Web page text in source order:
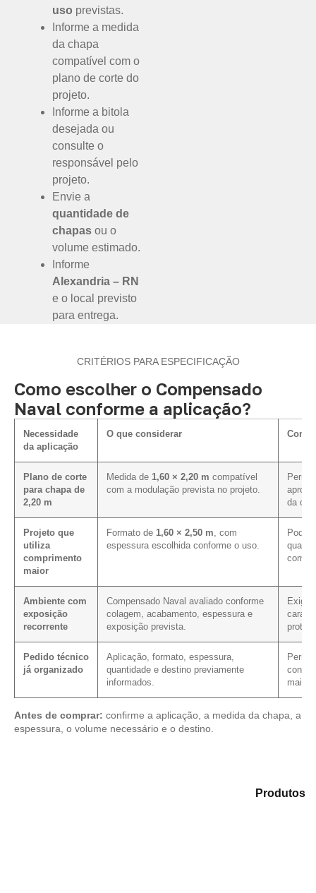
uso previstas.
Informe a medida
da chapa
compatível com o
plano de corte do
projeto.
Informe a bitola
desejada ou
consulte o
responsável pelo
projeto.
Envie a
quantidade de
chapas ou o
volume estimado.
Informe
Alexandria – RN
e o local previsto
para entrega.
CRITÉRIOS PARA ESPECIFICAÇÃO
Como escolher o Compensado
Naval conforme a aplicação?
Necessidade
da aplicação
O que considerar Como
Plano de corte
para chapa de
2,20 m
Medida de 1,60 × 2,20 m compatível
com a modulação prevista no projeto.
da
Projeto que
utiliza
comprimento
maior
Formato de 1,60 × 2,50 m , com
espessura escolhida conforme o uso.
Pode
Ambiente com
exposição
recorrente
Compensado Naval avaliado conforme
colagem, acabamento, espessura e
exposição prevista.
Exige
Pedido técnico
já organizado
Aplicação, formato, espessura,
quantidade e destino previamente
informados.
mais
Antes de comprar: confirme a aplicação, a medida da chapa, a
espessura, o volume necessário e o destino.
Produtos